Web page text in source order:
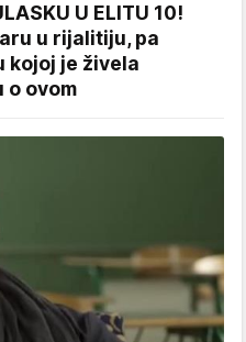
U ELITU 10!
u rijalitiju, pa
kojoj je živela
o ovom